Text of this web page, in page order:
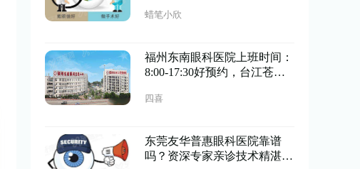
蜡笔小欣
福州东南眼科医院上班时间：
8:00-17:30好预约，台江苍山
四喜
东莞友华普惠眼科医院靠谱
吗？资深专家亲诊技术精湛，